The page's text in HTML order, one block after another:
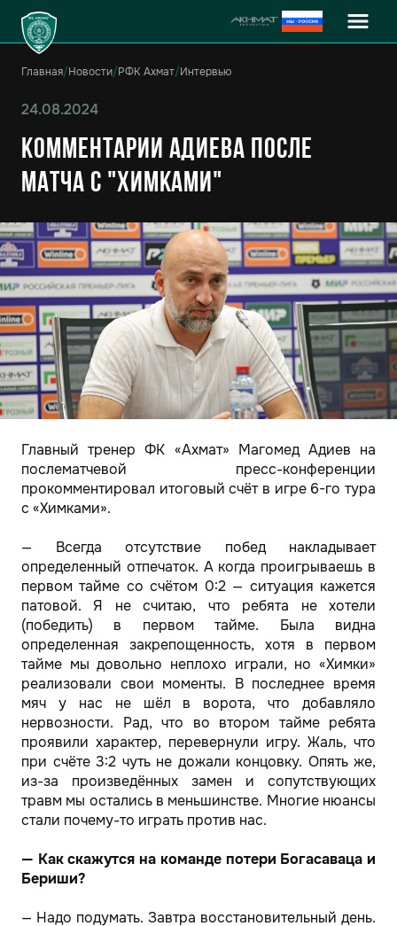
Главная/Новости/РФК Ахмат/Интервью
24.08.2024
Комментарии Адиева после
матча с "Химками"
Главный тренер ФК «Ахмат» Магомед Адиев на
послематчевой пресс-конференции
прокомментировал итоговый счёт в игре 6-го тура
с «Химками».
— Всегда отсутствие побед накладывает
определенный отпечаток. А когда проигрываешь в
первом тайме со счётом 0:2 — ситуация кажется
патовой. Я не считаю, что ребята не хотели
(победить) в первом тайме. Была видна
определенная закрепощенность, хотя в первом
тайме мы довольно неплохо играли, но «Химки»
реализовали свои моменты. В последнее время
мяч у нас не шёл в ворота, что добавляло
нервозности. Рад, что во втором тайме ребята
проявили характер, перевернули игру. Жаль, что
при счёте 3:2 чуть не дожали концовку. Опять же,
из-за произведённых замен и сопутствующих
травм мы остались в меньшинстве. Многие нюансы
стали почему-то играть против нас.
— Как скажутся на команде потери Богасаваца и
Бериши?
— Надо подумать. Завтра восстановительный день.